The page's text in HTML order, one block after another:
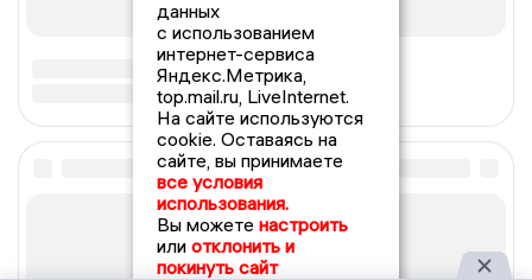
данных
с использованием
интернет-сервиса
Яндекс.Метрика,
top.mail.ru, LiveInternet.
На сайте используются
cookie. Оставаясь на
сайте, вы принимаете
все условия
использования.
Вы можете настроить
или отклонить и
покинуть сайт